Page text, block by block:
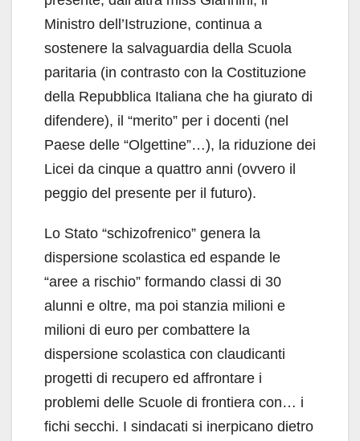
Ministro dell’Istruzione, continua a
sostenere la salvaguardia della Scuola
paritaria (in contrasto con la Costituzione
della Repubblica Italiana che ha giurato di
difendere), il “merito” per i docenti (nel
Paese delle “Olgettine”…), la riduzione dei
Licei da cinque a quattro anni (ovvero il
peggio del presente per il futuro).
Lo Stato “schizofrenico” genera la
dispersione scolastica ed espande le
“aree a rischio” formando classi di 30
alunni e oltre, ma poi stanzia milioni e
milioni di euro per combattere la
dispersione scolastica con claudicanti
progetti di recupero ed affrontare i
problemi delle Scuole di frontiera con… i
fichi secchi. I sindacati si inerpicano dietro